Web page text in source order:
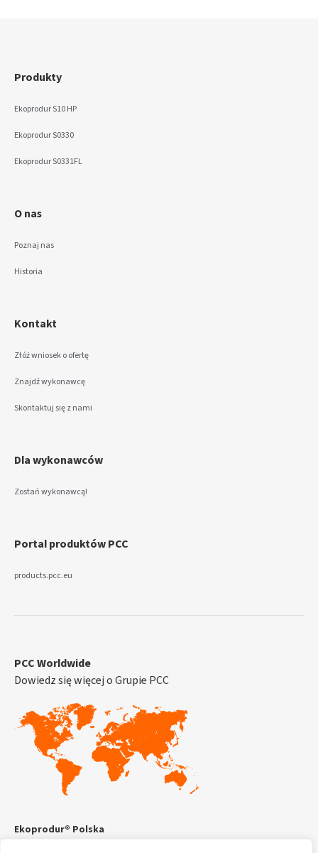
Produkty
Ekoprodur S10 HP
Ekoprodur S0330
Ekoprodur S0331FL
O nas
Poznaj nas
Historia
Kontakt
Złóż wniosek o ofertę
Znajdź wykonawcę
Skontaktuj się z nami
Dla wykonawców
Zostań wykonawcą!
Portal produktów PCC
products.pcc.eu
PCC Worldwide
Dowiedz się więcej o Grupie PCC
Ekoprodur® Polska